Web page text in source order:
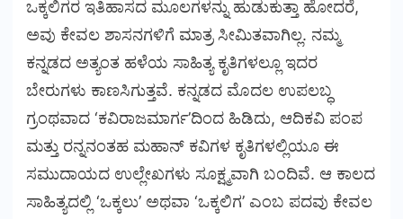
ಒಕ್ಕಲಿಗರ ಇತಿಹಾಸದ ಮೂಲಗಳನ್ನು ಹುಡುಕುತ್ತಾ ಹೋದರೆ,
ಅವು ಕೇವಲ ಶಾಸನಗಳಿಗೆ ಮಾತ್ರ ಸೀಮಿತವಾಗಿಲ್ಲ. ನಮ್ಮ
ಕನ್ನಡದ ಅತ್ಯಂತ ಹಳೆಯ ಸಾಹಿತ್ಯ ಕೃತಿಗಳಲ್ಲೂ ಇದರ
ಬೇರುಗಳು ಕಾಣಸಿಗುತ್ತವೆ. ಕನ್ನಡದ ಮೊದಲ ಉಪಲಬ್ಧ
ಗ್ರಂಥವಾದ ‘ಕವಿರಾಜಮಾರ್ಗ’ದಿಂದ ಹಿಡಿದು, ಆದಿಕವಿ ಪಂಪ
ಮತ್ತು ರನ್ನನಂತಹ ಮಹಾನ್ ಕವಿಗಳ ಕೃತಿಗಳಲ್ಲಿಯೂ ಈ
ಸಮುದಾಯದ ಉಲ್ಲೇಖಗಳು ಸೂಕ್ಷ್ಮವಾಗಿ ಬಂದಿವೆ. ಆ ಕಾಲದ
ಸಾಹಿತ್ಯದಲ್ಲಿ ‘ಒಕ್ಕಲು’ ಅಥವಾ ‘ಒಕ್ಕಲಿಗ’ ಎಂಬ ಪದವು ಕೇವಲ